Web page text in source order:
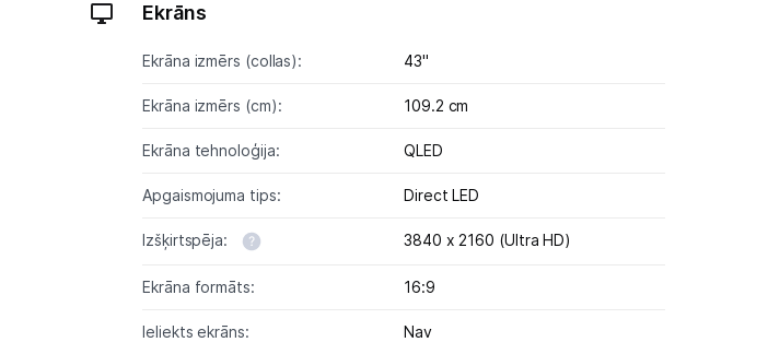
Ekrāns
Ekrāna izmērs (collas): 43"
Ekrāna izmērs (cm): 109.2 cm
Ekrāna tehnoloģija: QLED
Apgaismojuma tips: Direct LED
Izšķirtspēja: 3840 x 2160 (Ultra HD)
Ekrāna formāts: 16:9
Ieliekts ekrāns: Nav